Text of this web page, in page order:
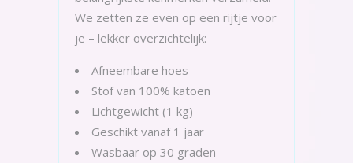
We zetten ze even op een rijtje voor
je – lekker overzichtelijk:
Afneembare hoes
Stof van 100% katoen
Lichtgewicht (1 kg)
Geschikt vanaf 1 jaar
Wasbaar op 30 graden